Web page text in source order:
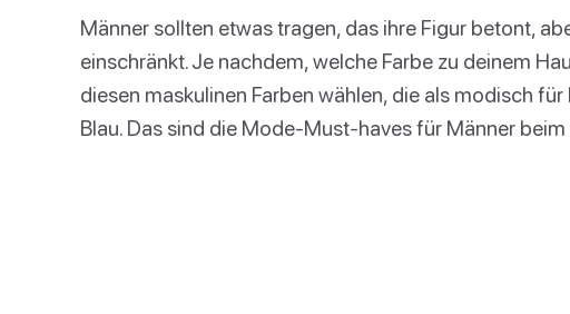
Männer sollten etwas tragen, das ihre Figur betont,
einschränkt. Je nachdem, welche Farbe zu deinem
diesen maskulinen Farben wählen, die als modisch
Blau. Das sind die Mode-Must-haves für Männer beim